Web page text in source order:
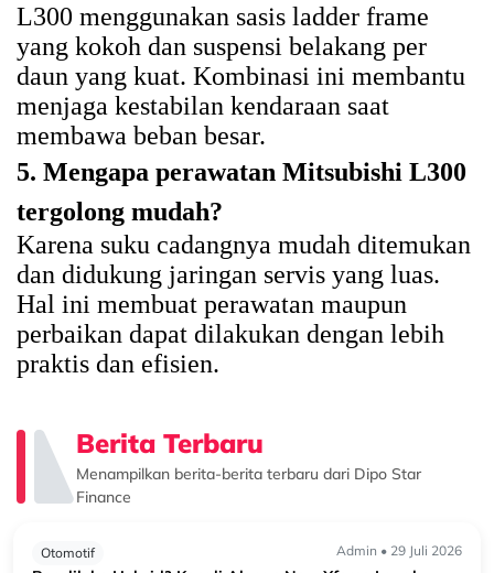
L300 menggunakan sasis ladder frame
yang kokoh dan suspensi belakang per
daun yang kuat. Kombinasi ini membantu
menjaga kestabilan kendaraan saat
membawa beban besar.
5. Mengapa perawatan Mitsubishi L300
tergolong mudah?
Karena suku cadangnya mudah ditemukan
dan didukung jaringan servis yang luas.
Hal ini membuat perawatan maupun
perbaikan dapat dilakukan dengan lebih
praktis dan efisien.
Berita Terbaru
Menampilkan berita-berita terbaru dari Dipo Star
Finance
Otomotif Admin • 29 Juli 2026